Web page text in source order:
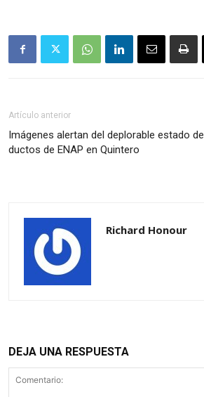
Artículo anterior
Imágenes alertan del deplorable estado de
ductos de ENAP en Quintero
Richard Honour
DEJA UNA RESPUESTA